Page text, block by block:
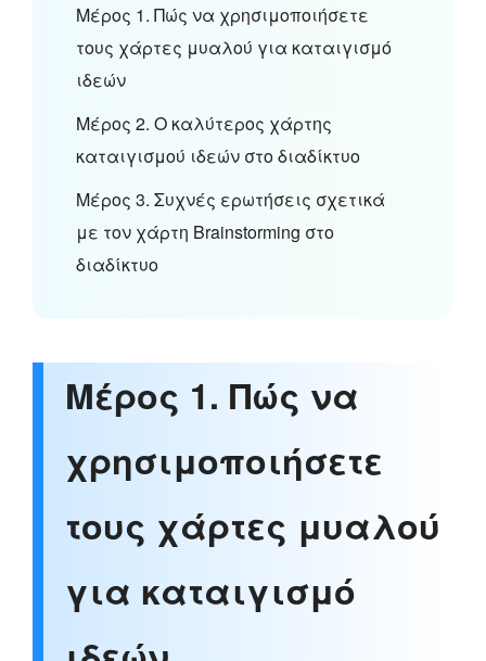
Μέρος 1. Πώς να χρησιμοποιήσετε
τους χάρτες μυαλού για καταιγισμό
ιδεών
Μέρος 2. Ο καλύτερος χάρτης
καταιγισμού ιδεών στο διαδίκτυο
Μέρος 3. Συχνές ερωτήσεις σχετικά
με τον χάρτη Brainstorming στο
διαδίκτυο
Μέρος 1. Πώς να
χρησιμοποιήσετε
τους χάρτες μυαλού
για καταιγισμό